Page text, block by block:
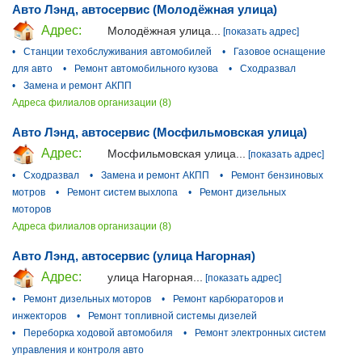
Авто Лэнд, автосервис (Молодёжная улица)
Адрес:
Молодёжная улица...
[показать адрес]
•
Станции техобслуживания автомобилей •
Газовое оснащение
для авто
• Ремонт автомобильного кузова •
Сходразвал
•
Замена и ремонт АКПП
Адреса филиалов организации (8)
Авто Лэнд, автосервис (Мосфильмовская улица)
Адрес:
Мосфильмовская улица... [показать адрес]
•
Сходразвал • Замена и ремонт АКПП •
Ремонт бензиновых
мотров
• Ремонт систем выхлопа •
Ремонт дизельных
моторов
Адреса филиалов организации (8)
Авто Лэнд, автосервис (улица Нагорная)
Адрес:
улица Нагорная... [показать адрес]
•
Ремонт дизельных моторов •
Ремонт карбюраторов и
инжекторов
•
Ремонт топливной системы дизелей
•
Переборка ходовой автомобиля •
Ремонт электронных систем
управления и контроля авто